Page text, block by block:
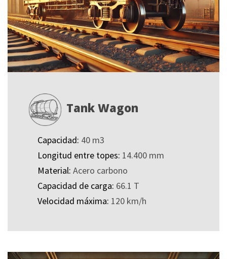
Tank Wagon
Capacidad: 40 m3
Longitud entre topes: 14.400 mm
Material: Acero carbono
Capacidad de carga: 66.1 T
Velocidad máxima: 120 km/h